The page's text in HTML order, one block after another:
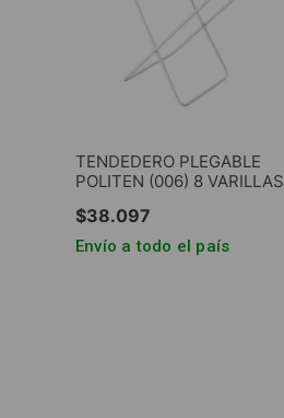
TENDEDERO PLEGABLE
POLITEN (006) 8 VARILLAS
$38.097
Envío a todo el país